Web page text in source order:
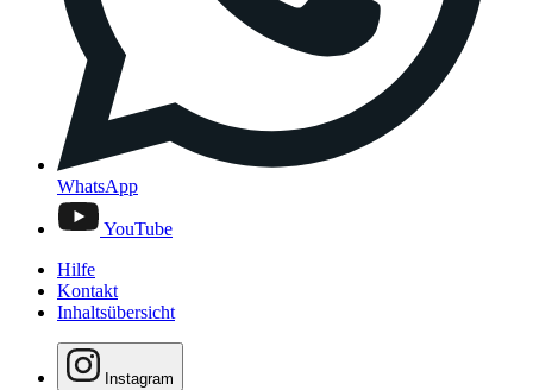
WhatsApp
YouTube
Hilfe
Kontakt
Inhaltsübersicht
Instagram